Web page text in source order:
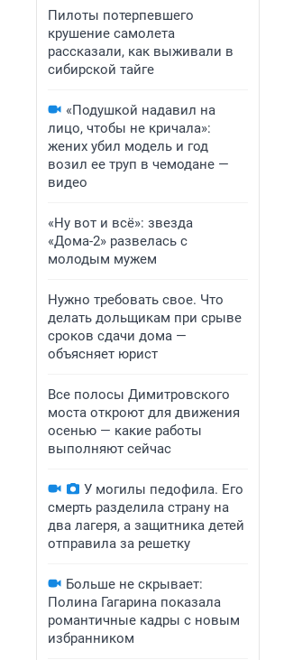
Пилоты потерпевшего
крушение самолета
рассказали, как выживали в
сибирской тайге
«Подушкой надавил на
лицо, чтобы не кричала»:
жених убил модель и год
возил ее труп в чемодане —
видео
«Ну вот и всё»: звезда
«Дома-2» развелась с
молодым мужем
Нужно требовать свое. Что
делать дольщикам при срыве
сроков сдачи дома —
объясняет юрист
Все полосы Димитровского
моста откроют для движения
осенью — какие работы
выполняют сейчас
У могилы педофила. Его
смерть разделила страну на
два лагеря, а защитника детей
отправила за решетку
Больше не скрывает:
Полина Гагарина показала
романтичные кадры с новым
избранником